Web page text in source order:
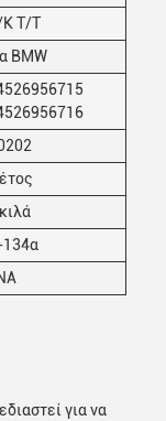
Τ/Τ
BMW
134α
για να